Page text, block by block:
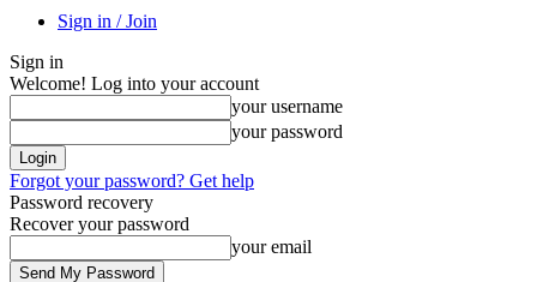
Sign in / Join
Sign in
Welcome! Log into your account
your username
your password
Forgot your password? Get help
Password recovery
Recover your password
your email